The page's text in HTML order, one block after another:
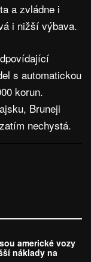
a zvládne i
i nižší výbava.
s automatickou
korun.
Bruneji
nechystá.
americké vozy
náklady na